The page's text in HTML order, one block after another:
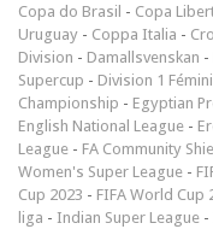
Copa do Brasil - Copa
Uruguay - Coppa Italia -
Division - Damallsvenskan -
Supercup - Division 1
Championship - Egyptian
English National League -
League - FA Community
Women's Super League -
Cup 2023 - FIFA World Cup
liga - Indian Super League -